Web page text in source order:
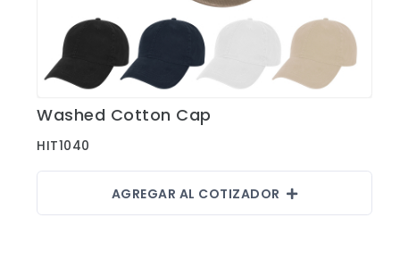
Ver Detalles
Washed Cotton Cap
HIT1040
AGREGAR AL COTIZADOR